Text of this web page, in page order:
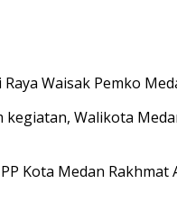
Waisak Pemko
kegiatan, Walikota
Kota Medan Rakhmat